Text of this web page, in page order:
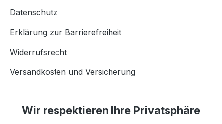
Datenschutz
Erklärung zur Barrierefreiheit
Widerrufsrecht
Versandkosten und Versicherung
Wir respektieren Ihre Privatsphäre